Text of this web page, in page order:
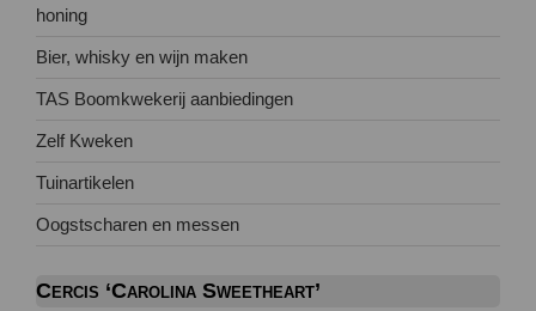
honing
Bier, whisky en wijn maken
TAS Boomkwekerij aanbiedingen
Zelf Kweken
Tuinartikelen
Oogstscharen en messen
Cercis ‘Carolina Sweetheart’